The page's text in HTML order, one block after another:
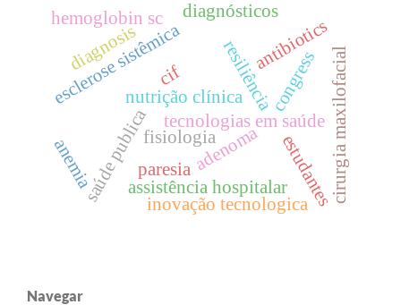
adenoma
tecnologias em saúde
esclerose sistêmica resiliência cirurgia maxilofacial
nutrição clínica
saúde publicaparesia
antibiotics
cif
assistência hospitalar
anemia estudantes
hemoglobin sc
diagnosis
diagnósticos
inovação tecnologica
fisiologia
congress
Navegar